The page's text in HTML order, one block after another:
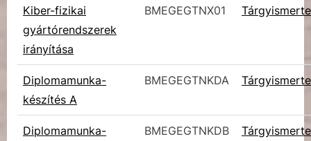
Kiber-fizikai
gyártórendszerek
irányítása
BMEGEGTNX01
Diplomamunka-
készítés A
BMEGEGTNKDA
Diplomamunka-
BMEGEGTNKDB